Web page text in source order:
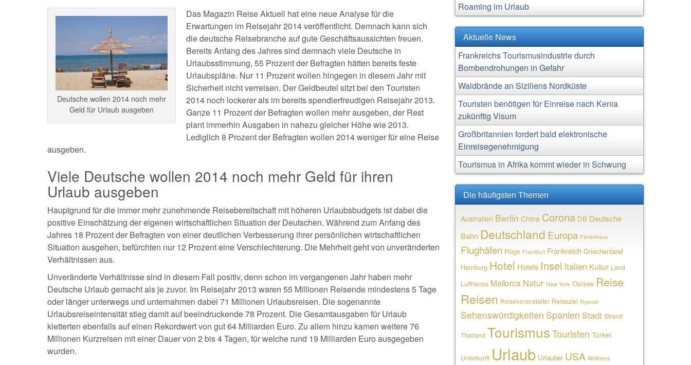
Deutsche wollen 2014 noch mehr
Geld für Urlaub ausgeben
Das Magazin Reise Aktuell hat eine neue Analyse für die
Erwartungen im Reisejahr 2014 veröffentlicht. Demnach kann sich
die deutsche Reisebranche auf gute Geschäftsaussichten freuen.
Bereits Anfang des Jahres sind demnach viele Deutsche in
Urlaubsstimmung, 55 Prozent der Befragten hätten bereits feste
Urlaubspläne. Nur 11 Prozent wollen hingegen in diesem Jahr mit
Sicherheit nicht verreisen. Der Geldbeutel sitzt bei den Touristen
2014 noch lockerer als im bereits spendierfreudigen Reisejahr 2013.
Ganze 11 Prozent der Befragten wollen mehr ausgeben, der Rest
plant immerhin Ausgaben in nahezu gleicher Höhe wie 2013.
Lediglich 8 Prozent der Befragten wollen 2014 weniger für eine Reise
ausgeben.
Viele Deutsche wollen 2014 noch mehr Geld für ihren
Urlaub ausgeben
Hauptgrund für die immer mehr zunehmende Reisebereitschaft mit höheren Urlaubsbudgets ist dabei die
positive Einschätzung der eigenen wirtschaftlichen Situation der Deutschen. Während zum Anfang des
Jahres 18 Prozent der Befragten von einer deutlichen Verbesserung ihrer persönlichen wirtschaftlichen
Situation ausgehen, befürchten nur 12 Prozent eine Verschlechterung. Die Mehrheit geht von unveränderten
Verhältnissen aus.
Unveränderte Verhältnisse sind in diesem Fall positiv, denn schon im vergangenen Jahr haben mehr
Deutsche Urlaub gemacht als je zuvor. Im Reisejahr 2013 waren 55 Millionen Reisende mindestens 5 Tage
oder länger unterwegs und unternahmen dabei 71 Millionen Urlaubsreisen. Die sogenannte
Urlaubsreiseintensität stieg damit auf beeindruckende 78 Prozent. Die Gesamtausgaben für Urlaub
kletterten ebenfalls auf einen Rekordwert von gut 64 Milliarden Euro. Zu allem hinzu kamen weitere 76
Millionen Kurzreisen mit einer Dauer von 2 bis 4 Tagen, für welche rund 19 Milliarden Euro ausgegeben
wurden.
Roaming im Urlaub
Aktuelle News
Frankreichs Tourismusindustrie durch
Bombendrohungen in Gefahr
Waldbrände an Siziliens Nordküste
Touristen benötigen für Einreise nach Kenia
zukünftig Visum
Großbritannien fordert bald elektronische
Einreisegenehmigung
Tourismus in Afrika kommt wieder in Schwung
Die häufigsten Themen
Australien Berlin China Corona DB Deutsche
Bahn Deutschland Europa Ferienhaus
Flughäfen Flüge Frankfurt Frankreich Griechenland
Hamburg Hotel Hotels Insel Italien Kultur Land
Lufthansa Mallorca Natur New York Ostsee Reise
Reisen Reiseveranstalter Reiseziel Ryanair
Sehenswürdigkeiten Spanien Stadt Strand
Thailand Tourismus Touristen Türkei
Unterkunft Urlaub Urlauber USA Wellness